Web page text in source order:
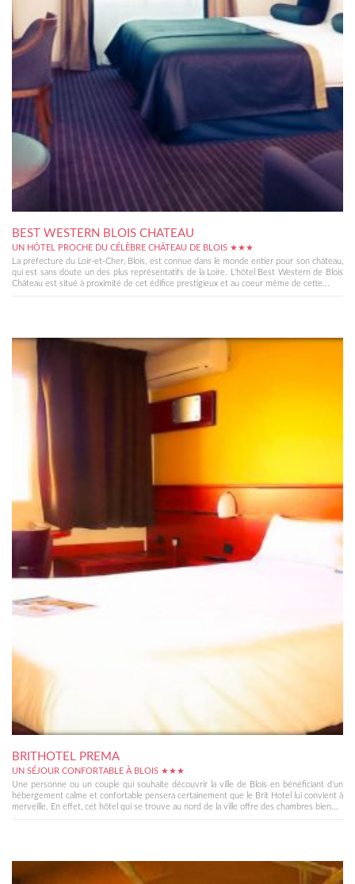
BEST WESTERN BLOIS CHATEAU
UN HÔTEL PROCHE DU CÉLÈBRE CHÂTEAU DE BLOIS ★★★
La préfecture du Loir-et-Cher, Blois, est connue dans le monde entier pour son château,
qui est sans doute un des plus représentatifs de la Loire. L'hôtel Best Western de Blois
Château est situé à proximité de cet édifice prestigieux et au coeur même de cette...
BRITHOTEL PREMA
UN SÉJOUR CONFORTABLE À BLOIS ★★★
Une personne ou un couple qui souhaite découvrir la ville de Blois en bénéficiant d'un
hébergement calme et confortable pensera certainement que le Brit Hotel lui convient à
merveille. En effet, cet hôtel qui se trouve au nord de la ville offre des chambres bien...